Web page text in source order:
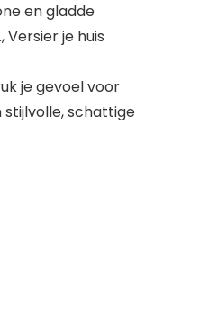
en gladde
je huis
je gevoel voor
stijlvolle, schattige